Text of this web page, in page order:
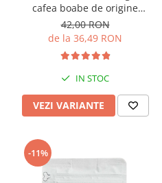
cafea boabe de origine
proaspăt prăjită
42,00 RON
de la 36,49 RON
IN STOC
VEZI VARIANTE
-11%